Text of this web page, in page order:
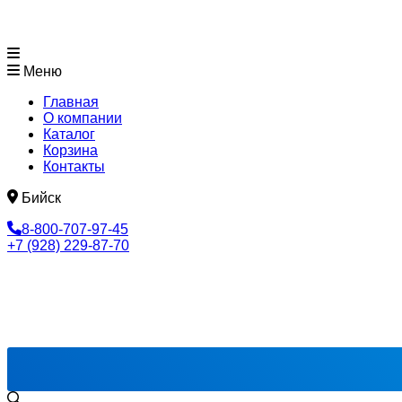
Меню
Главная
О компании
Каталог
Корзина
Контакты
Бийск
8-800-707-97-45
+7 (928) 229-87-70